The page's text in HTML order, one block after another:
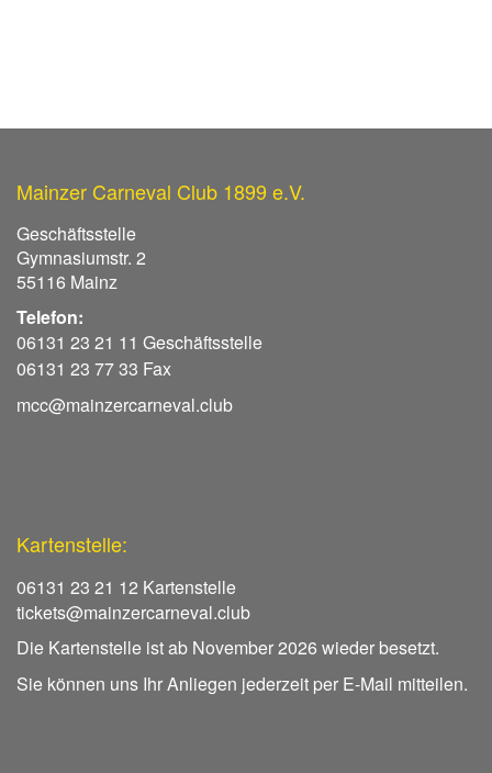
Mainzer Carneval Club 1899 e.V.
Geschäftsstelle
Gymnasiumstr. 2
55116 Mainz
Telefon:
06131 23 21 11 Geschäftsstelle
06131 23 77 33 Fax
mcc@mainzercarneval.club
Kartenstelle:
06131 23 21 12 Kartenstelle
tickets@mainzercarneval.club
Die Kartenstelle ist ab November 2026 wieder besetzt.
Sie können uns Ihr Anliegen jederzeit per E-Mail mitteilen.